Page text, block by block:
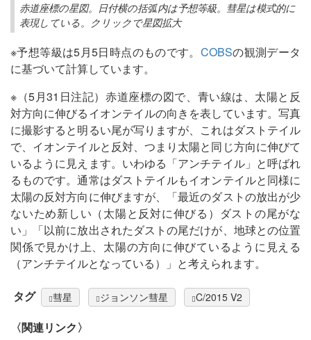
赤道座標の星図。日付横の括弧内は予想等級。彗星は模式的に
表現している。クリックで星図拡大
※予想等級は5月5日時点のものです。 COBSの観測データ
に基づいて計算しています。
※（5月31日注記）赤道座標の図で、青い線は、太陽と反
対方向に伸びるイオンテイルの向きを表しています。写真
に撮影すると明るい尾が写りますが、これはダストテイル
で、イオンテイルと反対、つまり太陽と同じ方向に伸びて
いるように見えます。いわゆる「アンチテイル」と呼ばれ
るものです。通常はダストテイルもイオンテイルと同様に
太陽の反対方向に伸びますが、「最近のダストの放出が少
ないため新しい（太陽と反対に伸びる）ダストの尾がな
い」「以前に放出されたダストの尾だけが、地球との位置
関係で見かけ上、太陽の方向に伸びているように見える
（アンチテイルとなっている）」と考えられます。
タグ 彗星 ジョンソン彗星 C/2015 V2
〈関連リンク〉